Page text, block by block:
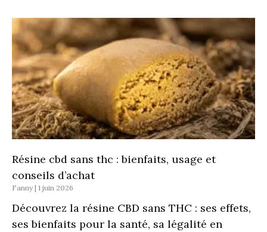
Résine cbd sans thc : bienfaits, usage et
conseils d’achat
Fanny 1 juin 2026
Découvrez la résine CBD sans THC : ses effets,
ses bienfaits pour la santé, sa légalité en